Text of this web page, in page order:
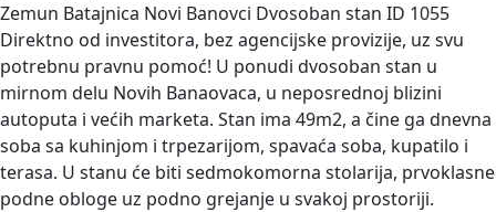
Zemun Batajnica Novi Banovci Dvosoban stan ID 1055
Direktno od investitora, bez agencijske provizije, uz svu
potrebnu pravnu pomoć! U ponudi dvosoban stan u
mirnom delu Novih Banaovaca, u neposrednoj blizini
autoputa i većih marketa. Stan ima 49m2, a čine ga dnevna
soba sa kuhinjom i trpezarijom, spavaća soba, kupatilo i
terasa. U stanu će biti sedmokomorna stolarija, prvoklasne
podne obloge uz podno grejanje u svakoj prostoriji.